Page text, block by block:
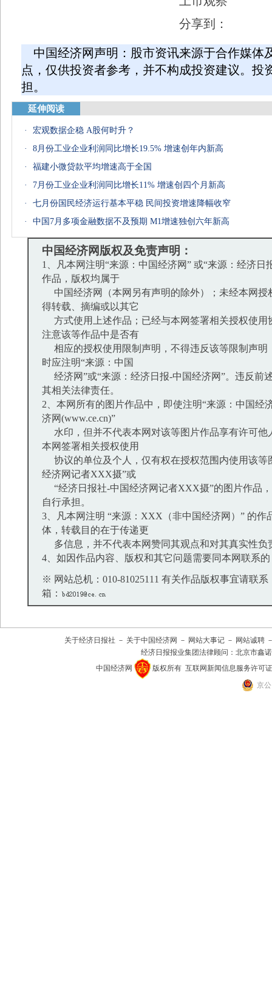
分享到：
中国经济网声明：股市资讯来源于合作媒体
点，仅供投资者参考，并不构成投资建议。投
担。
延伸阅读
·
宏观数据企稳 A股何时升？
·
8月份工业企业利润同比增长19.5% 增速创年内新高
·
福建小微贷款平均增速高于全国
·
7月份工业企业利润同比增长11% 增速创四个月新高
·
七月份国民经济运行基本平稳 民间投资增速降幅收窄
·
中国7月多项金融数据不及预期 M1增速独创六年新高
中国经济网版权及免责声明：
1、凡本网注明“来源：中国经济网” 或“来源：经济日
作品，版权均属于
中国经济网（本网另有声明的除外）；未经本网授
得转载、摘编或以其它
方式使用上述作品；已经与本网签署相关授权使用
注意该等作品中是否有
相应的授权使用限制声明，不得违反该等限制声明
时应注明“来源：中国
经济网”或“来源：经济日报-中国经济网”。违反前
其相关法律责任。
2、本网所有的图片作品中，即使注明“来源：中国经
济网(www.ce.cn)”
水印，但并不代表本网对该等图片作品享有许可他
本网签署相关授权使用
协议的单位及个人，仅有权在授权范围内使用该等
经济网记者XXX摄”或
“经济日报社-中国经济网记者XXX摄”的图片作品
自行承担。
3、凡本网注明 “来源：XXX（非中国经济网）” 的作
体，转载目的在于传递更
多信息，并不代表本网赞同其观点和对其真实性负
4、如因作品内容、版权和其它问题需要同本网联系
※ 网站总机：010-81025111 有关作品版权事宜请联系
箱：
关于经济日报社 － 关于中国经济网 － 网站大事记 － 网站诚聘
经济日报报业集团法律顾问： 北京市鑫
中国经济网
版权所有 互联网新闻信息服务许可证
京公